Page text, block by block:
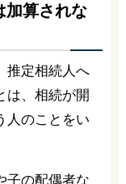
加算されな
推定相続人へ
は、相続が開
人のことをい
子の配偶者な